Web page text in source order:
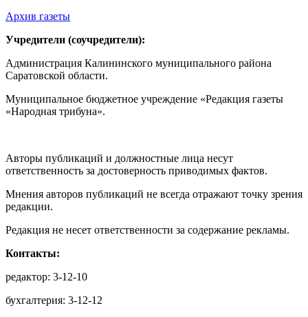
Архив газеты
Учредители (соучредители):
Администрация Калининского муниципального района
Саратовской области.
Муниципальное бюджетное учреждение «Редакция газеты
«Народная трибуна».
Авторы публикаций и должностные лица несут
ответственность за достоверность приводимых фактов.
Мнения авторов публикаций не всегда отражают точку зрения
редакции.
Редакция не несет ответственности за содержание рекламы.
Контакты:
редактор: 3-12-10
бухгалтерия: 3-12-12